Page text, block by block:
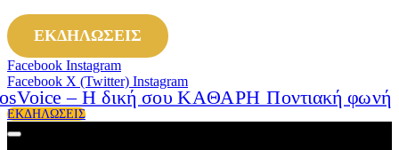
ΕΚΔΗΛΩΣΕΙΣ
Facebook Instagram
Facebook X (Twitter) Instagram
ΕΚΔΗΛΩΣΕΙΣ